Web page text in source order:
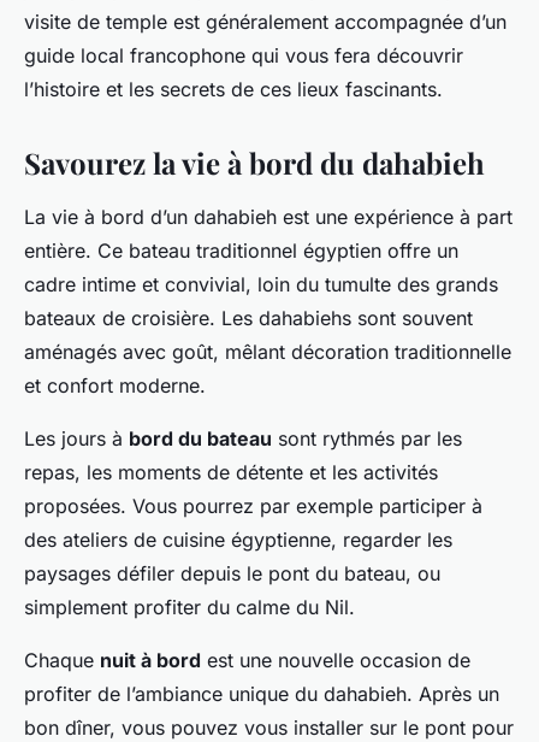
visite de temple est généralement accompagnée d’un
guide local francophone qui vous fera découvrir
l’histoire et les secrets de ces lieux fascinants.
Savourez la vie à bord du dahabieh
La vie à bord d’un dahabieh est une expérience à part
entière. Ce bateau traditionnel égyptien offre un
cadre intime et convivial, loin du tumulte des grands
bateaux de croisière. Les dahabiehs sont souvent
aménagés avec goût, mêlant décoration traditionnelle
et confort moderne.
Les jours à bord du bateau sont rythmés par les
repas, les moments de détente et les activités
proposées. Vous pourrez par exemple participer à
des ateliers de cuisine égyptienne, regarder les
paysages défiler depuis le pont du bateau, ou
simplement profiter du calme du Nil.
Chaque nuit à bord est une nouvelle occasion de
profiter de l’ambiance unique du dahabieh. Après un
bon dîner, vous pouvez vous installer sur le pont pour